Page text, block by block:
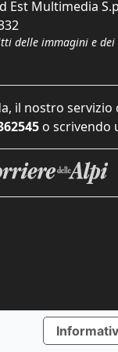
Est Multimedia
delle immagini e dei
il nostro
o scrivendo